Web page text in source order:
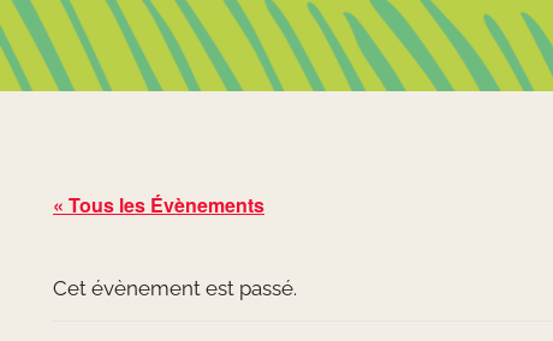
« Tous les Évènements
Cet évènement est passé.